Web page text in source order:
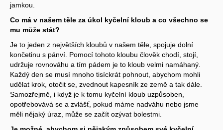
jamkou.
Co má v našem těle za úkol kyčelní kloub a co všechno se
mu může stát?
Je to jeden z největších kloubů v našem těle, spojuje dolní
končetinu s pánví. Pomocí tohoto kloubu člověk chodí, stojí,
udržuje rovnováhu a tím pádem je to kloub velmi namáhaný.
Každý den se musí mnoho tisíckrát pohnout, abychom mohli
udělat krok, otočit se, zvednout kapesník ze země a tak dále.
Samozřejmě, i když je k tomu kyčelní kloub uzpůsoben,
opotřebovává se a zvlášť, pokud máme nadváhu nebo jsme
měli nějaký úraz, může se začít ozývat bolestmi.